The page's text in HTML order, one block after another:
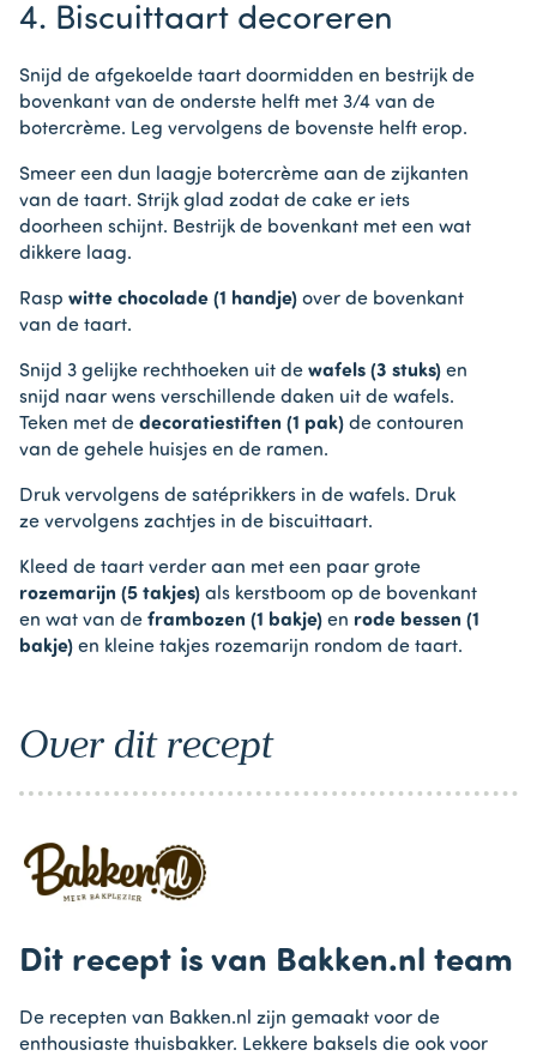
4. Biscuittaart decoreren
Snijd de afgekoelde taart doormidden en bestrijk de
bovenkant van de onderste helft met 3/4 van de
botercrème. Leg vervolgens de bovenste helft erop.
Smeer een dun laagje botercrème aan de zijkanten
van de taart. Strijk glad zodat de cake er iets
doorheen schijnt. Bestrijk de bovenkant met een wat
dikkere laag.
Rasp witte chocolade (1 handje) over de bovenkant
van de taart.
Snijd 3 gelijke rechthoeken uit de wafels (3 stuks) en
snijd naar wens verschillende daken uit de wafels.
Teken met de decoratiestiften (1 pak) de contouren
van de gehele huisjes en de ramen.
Druk vervolgens de satéprikkers in de wafels. Druk
ze vervolgens zachtjes in de biscuittaart.
Kleed de taart verder aan met een paar grote
rozemarijn (5 takjes) als kerstboom op de bovenkant
en wat van de frambozen (1 bakje) en rode bessen (1
bakje) en kleine takjes rozemarijn rondom de taart.
Over dit recept
Dit recept is van Bakken.nl team
De recepten van Bakken.nl zijn gemaakt voor de
enthousiaste thuisbakker. Lekkere baksels die ook voor